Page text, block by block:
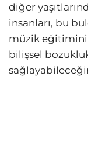
diğer
insanları, bu
müzik
bilişsel